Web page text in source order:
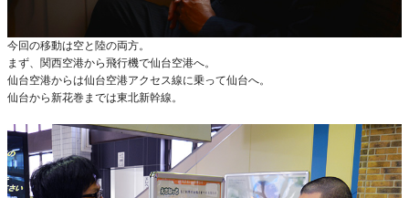
今回の移動は空と陸の両方。
まず、関西空港から飛行機で仙台空港へ。
仙台空港からは仙台空港アクセス線に乗って仙台へ。
仙台から新花巻までは東北新幹線。